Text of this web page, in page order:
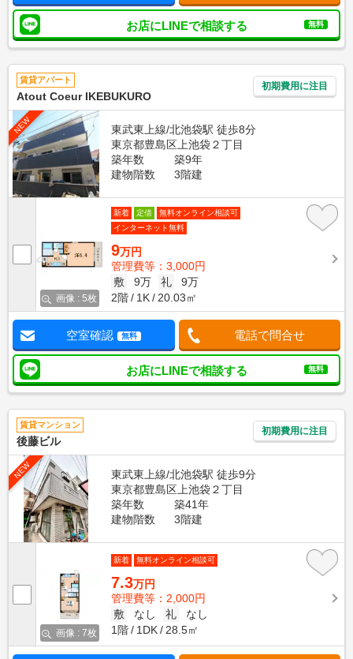
お店にLINEで相談する 無料
賃貸アパート
Atout Coeur IKEBUKURO
初期費用に注目
NEW
東武東上線/北池袋駅 徒歩8分
東京都豊島区上池袋２丁目
築年数
築9年
建物階数
3階建
画像 : 5枚
新着 定借
無料オンライン相談可
インターネット無料
9万円
管理費等：3,000円
敷
9万 礼
9万
2階
1K 20.03㎡
空室確認 無料 電話で問合せ
お店にLINEで相談する 無料
賃貸マンション
後藤ビル
初期費用に注目
NEW
東武東上線/北池袋駅 徒歩9分
東京都豊島区上池袋２丁目
築年数
築41年
建物階数
3階建
画像 : 7枚
新着 無料オンライン相談可
7.3万円
管理費等：2,000円
敷
なし 礼
なし
1階
1DK 28.5㎡